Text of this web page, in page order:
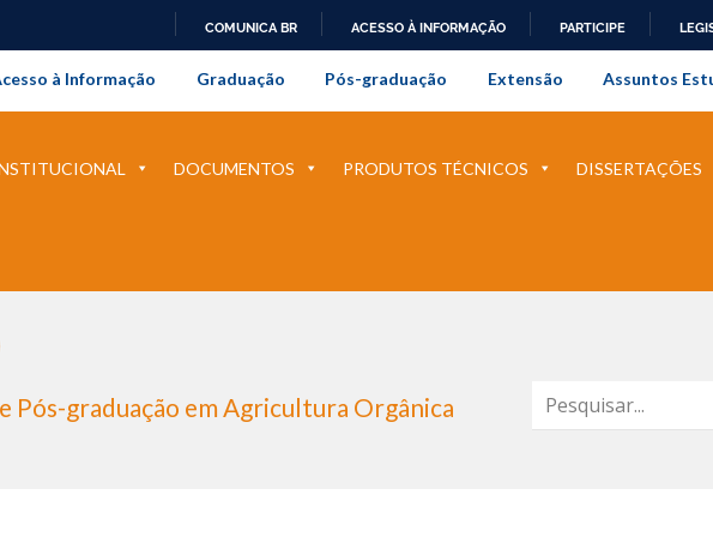
PARA
O
COMUNICA BR ACESSO À INFORMAÇÃO PARTICIPE
da Universidade Federal Rural do Rio
à Informação Graduação Pós-graduação Extensão Assuntos
DOCUMENTOS PRODUTOS TÉCNICOS DISSERTAÇÕES
Pós-graduação em Agricultura Orgânica